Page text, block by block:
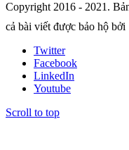
Copyright 2016 - 2021.
cả bài viết được bảo hộ bởi
Twitter
Facebook
LinkedIn
Youtube
Scroll to top